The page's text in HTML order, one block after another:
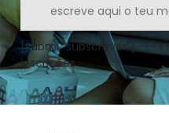
[submi "subscrever"] --->
inscrições